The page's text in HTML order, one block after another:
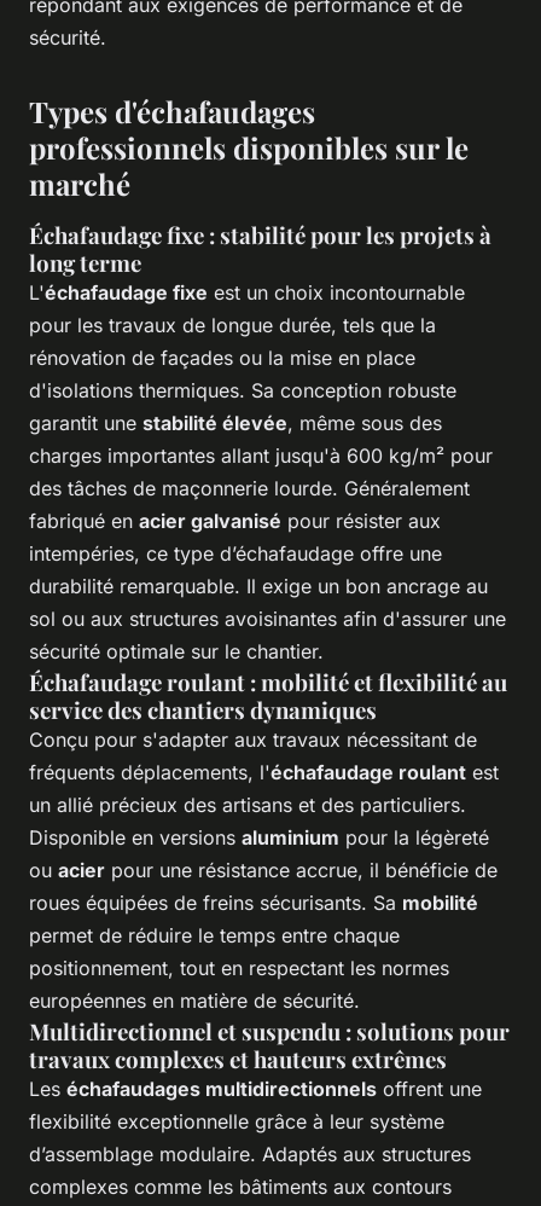
répondant aux exigences de performance et de
sécurité.
Types d'échafaudages
professionnels disponibles sur le
marché
Échafaudage fixe : stabilité pour les projets à
long terme
L'échafaudage fixe est un choix incontournable
pour les travaux de longue durée, tels que la
rénovation de façades ou la mise en place
d'isolations thermiques. Sa conception robuste
garantit une stabilité élevée, même sous des
charges importantes allant jusqu'à 600 kg/m² pour
des tâches de maçonnerie lourde. Généralement
fabriqué en acier galvanisé pour résister aux
intempéries, ce type d’échafaudage offre une
durabilité remarquable. Il exige un bon ancrage au
sol ou aux structures avoisinantes afin d'assurer une
sécurité optimale sur le chantier.
Échafaudage roulant : mobilité et flexibilité au
service des chantiers dynamiques
Conçu pour s'adapter aux travaux nécessitant de
fréquents déplacements, l'échafaudage roulant est
un allié précieux des artisans et des particuliers.
Disponible en versions aluminium pour la légèreté
ou acier pour une résistance accrue, il bénéficie de
roues équipées de freins sécurisants. Sa mobilité
permet de réduire le temps entre chaque
positionnement, tout en respectant les normes
européennes en matière de sécurité.
Multidirectionnel et suspendu : solutions pour
travaux complexes et hauteurs extrêmes
Les échafaudages multidirectionnels offrent une
flexibilité exceptionnelle grâce à leur système
d’assemblage modulaire. Adaptés aux structures
complexes comme les bâtiments aux contours